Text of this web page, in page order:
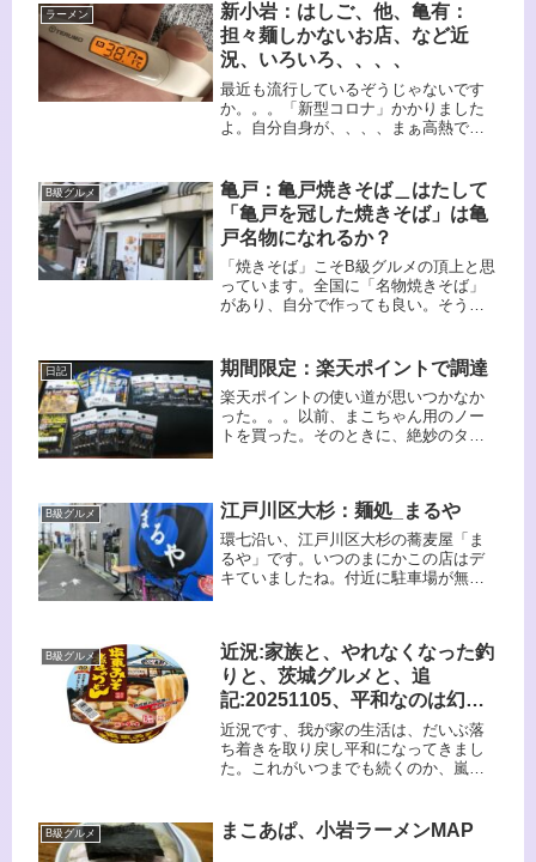
ラーメン
新小岩：はしご、他、亀有：
担々麺しかないお店、など近
況、いろいろ、、、、
最近も流行しているぞうじゃないです
か。。。「新型コロナ」かかりました
よ。自分自身が、、、、まぁ高熱で苦
ってきたのか、、おそらく婆さんの葬
儀の時にうつされたんでしょうね。も
う1週間になるのですが、熱は無くなり
ましたが咳き込みは酷いままです。困
ったものだ。
B級グルメ
亀戸：亀戸焼きそば＿はたして
「亀戸を冠した焼きそば」は亀
戸名物になれるか？
「焼きそば」こそB級グルメの頂上と思
っています。全国に「名物焼きそば」
があり、自分で作っても良い。そうい
プロの「焼きそば」には敵いません。
やっぱ旨いんです。
日記 期間限定：楽天ポイントで調達
楽天ポイントの使い道が思いつかなか
った。。。以前、まこちゃん用のノー
トを買った。そのときに、絶妙のタイ
が半分は期間限定ポイント。1万円分
位...
B級グルメ 江戸川区大杉：麺処_まるや
環七沿い、江戸川区大杉の蕎麦屋「ま
るや」です。いつのまにかこの店はデ
キていましたね。付近に駐車場が無い
にツマミで天ぷらと蕎麦、いいですね
ぇ、車で来ていなければ。。。
B級グルメ
近況:家族と、やれなくなった釣
りと、茨城グルメと、追
記:20251105、平和なのは幻想
だった、追記20251218、坂東太
郎のカップ麺は極めて旨かっ
た！！
近況です、我が家の生活は、だいぶ落
ち着きを取り戻し平和になってきまし
た。これがいつまでも続くのか、嵐の
が、そろそろアジングに行きたいと思
っています。行きたいなぁ。。。
B級グルメ まこあぱ、小岩ラーメンMAP